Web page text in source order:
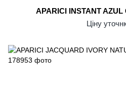
APARICI INSTANT AZUL
Ціну